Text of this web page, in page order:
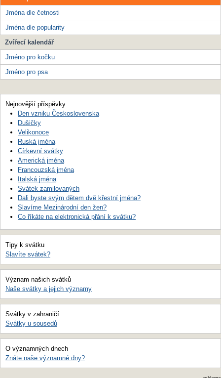
Jména dle četnosti
Jména dle popularity
Zvířecí kalendář
Jméno pro kočku
Jméno pro psa
Nejnovější příspěvky
Den vzniku Československa
Dušičky
Velikonoce
Ruská jména
Církevní svátky
Americká jména
Francouzská jména
Italská jména
Svátek zamilovaných
Dali byste svým dětem dvě křestní jména?
Slavíme Mezinárodní den žen?
Co říkáte na elektronická přání k svátku?
Tipy k svátku
Slavíte svátek?
Význam našich svátků
Naše svátky a jejich významy
Svátky v zahraničí
Svátky u sousedů
O významných dnech
Znáte naše významné dny?